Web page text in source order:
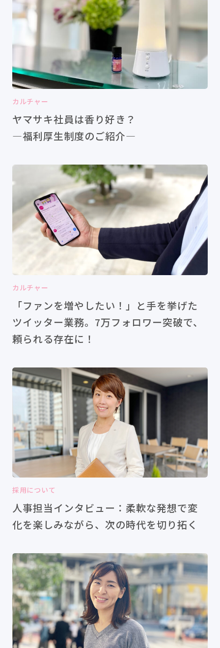
カルチャー
ヤマサキ社員は香り好き？
―福利厚生制度のご紹介―
カルチャー
「ファンを増やしたい！」と手を挙げた
ツイッター業務。7万フォロワー突破で、
頼られる存在に！
採用について
人事担当インタビュー：柔軟な発想で変
化を楽しみながら、次の時代を切り拓く